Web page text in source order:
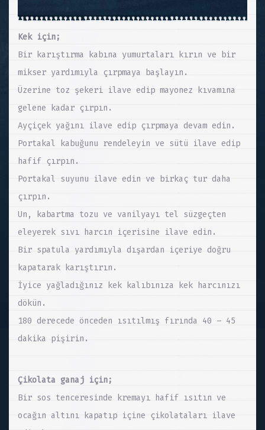
Kek için;
Bir karıştırma kabına yumurtaları kırın ve bir
mikser yardımıyla çırpmaya başlayın.
Üzerine toz şekeri ilave edip mayonez kıvamına
gelene kadar çırpın.
Ayçiçek yağını ilave edip çırpmaya devam edin.
Portakal kabuğunu rendeleyin ve sütü ilave edip
hafif çırpın.
Portakal suyunu ilave edin ve birkaç tur daha
çırpın.
Un, kabartma tozu ve vanilyayı tel süzgeçten
eleyerek sıvı harcın içerisine ilave edin.
Bir spatula yardımıyla dışardan içeriye doğru
kapatarak karıştırın.
İyice yağladığınız kek kalıbınıza kek harcınızı
dökün.
180 derecede önceden ısıtılmış fırında 40 – 45
dakika pişirin.
Çikolata ganaj için;
Bir sos tenceresinde kremayı hafif ısıtın ve
ocağın altını kapatıp içine çikolataları ilave